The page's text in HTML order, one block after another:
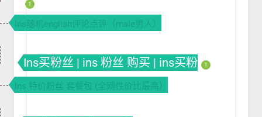
1
Ins随机english评论点评（male男人）
Ins买粉丝 | ins 粉丝 购买 | ins买粉 1
Ins 特价粉丝 套餐包 (全网性价比最高）